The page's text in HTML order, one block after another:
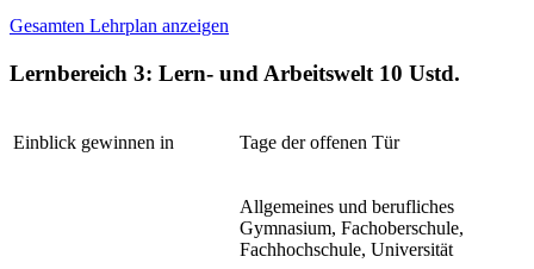
Gesamten Lehrplan anzeigen
Lernbereich 3: Lern- und Arbeitswelt 10 Ustd.
Einblick gewinnen in Tage der offenen Tür
Allgemeines und berufliches
Gymnasium, Fachoberschule,
Fachhochschule, Universität